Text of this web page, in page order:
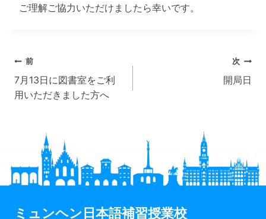
ご理解ご協力いただけましたら幸いです。
投
稿
ゲ
ー
シ
前
7月13日に図書室をご利
用いただきました方へ
次
開局日
ミュンヘン日本語補習授業校